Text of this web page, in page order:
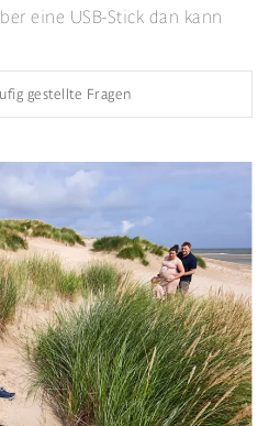
eine USB-Stick dan kann
gestellte Fragen